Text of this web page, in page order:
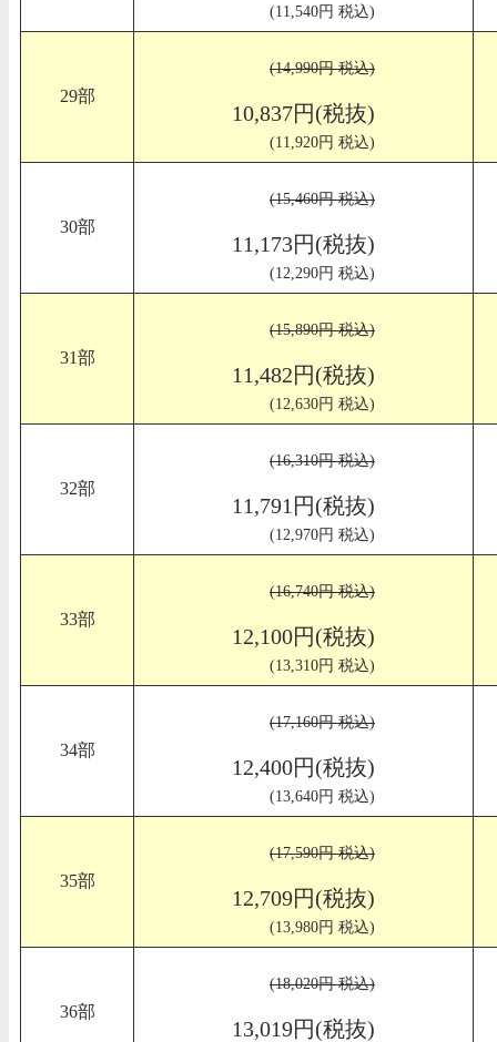
(11,540円 税込)
29部
(14,990円 税込)
10,837円(税抜)
(11,920円 税込)
30部
(15,460円 税込)
11,173円(税抜)
(12,290円 税込)
31部
(15,890円 税込)
11,482円(税抜)
(12,630円 税込)
32部
(16,310円 税込)
11,791円(税抜)
(12,970円 税込)
33部
(16,740円 税込)
12,100円(税抜)
(13,310円 税込)
34部
(17,160円 税込)
12,400円(税抜)
(13,640円 税込)
35部
(17,590円 税込)
12,709円(税抜)
(13,980円 税込)
36部
(18,020円 税込)
13,019円(税抜)